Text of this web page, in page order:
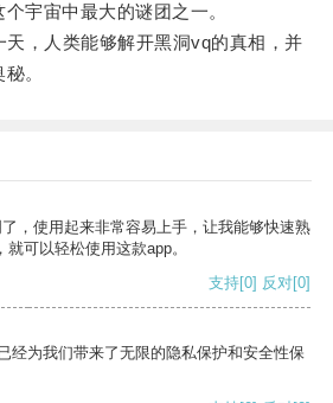
宇宙中最大的谜团之一。
，人类能够解开黑洞vq的真相，并
。
，使用起来非常容易上手，让我能够快速熟
可以轻松使用这款app。
支持[0] 反对[0]
经为我们带来了无限的隐私保护和安全性保